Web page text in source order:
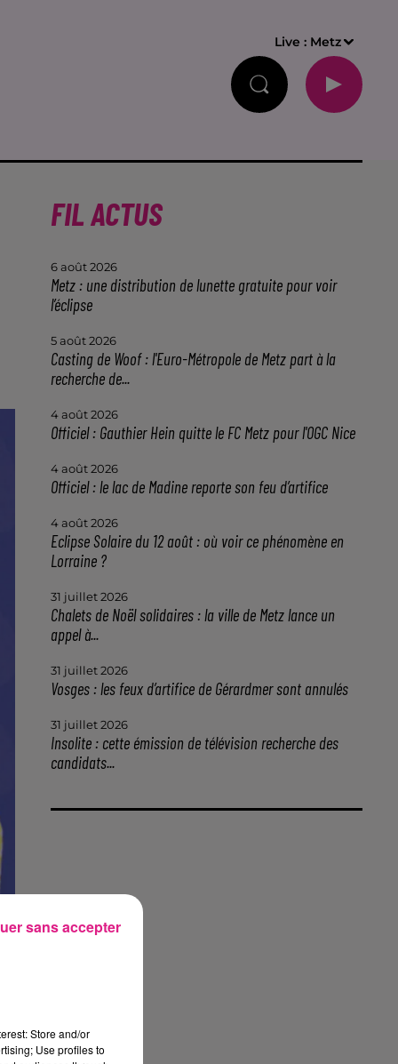
Live : Metz
FIL ACTUS
6 août 2026
Metz : une distribution de lunette gratuite pour voir
l’éclipse
5 août 2026
Casting de Woof : l'Euro-Métropole de Metz part à la
recherche de...
4 août 2026
Officiel : Gauthier Hein quitte le FC Metz pour l'OGC Nice
4 août 2026
Officiel : le lac de Madine reporte son feu d’artifice
4 août 2026
Eclipse Solaire du 12 août : où voir ce phénomène en
Lorraine ?
31 juillet 2026
Chalets de Noël solidaires : la ville de Metz lance un
appel à...
31 juillet 2026
Vosges : les feux d’artifice de Gérardmer sont annulés
31 juillet 2026
Insolite : cette émission de télévision recherche des
candidats...
Store and/or
Use profiles to
sans accepter